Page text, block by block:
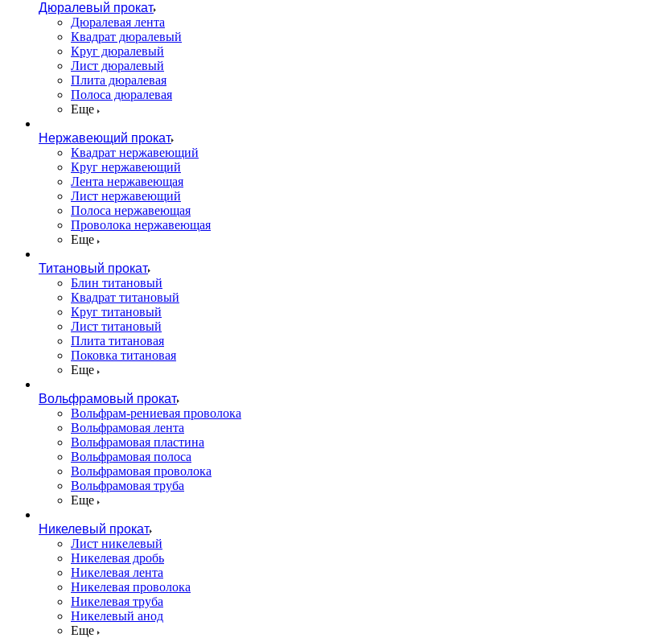
Дюралевый прокат
Дюралевая лента
Квадрат дюралевый
Круг дюралевый
Лист дюралевый
Плита дюралевая
Полоса дюралевая
Еще
Нержавеющий прокат
Квадрат нержавеющий
Круг нержавеющий
Лента нержавеющая
Лист нержавеющий
Полоса нержавеющая
Проволока нержавеющая
Еще
Титановый прокат
Блин титановый
Квадрат титановый
Круг титановый
Лист титановый
Плита титановая
Поковка титановая
Еще
Вольфрамовый прокат
Вольфрам-рениевая проволока
Вольфрамовая лента
Вольфрамовая пластина
Вольфрамовая полоса
Вольфрамовая проволока
Вольфрамовая труба
Еще
Никелевый прокат
Лист никелевый
Никелевая дробь
Никелевая лента
Никелевая проволока
Никелевая труба
Никелевый анод
Еще